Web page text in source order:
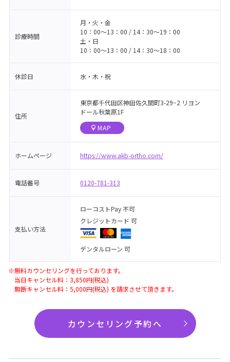
診療時間
月・火・金
10：00～13：00 / 14：30～19：00
土・日
10：00～13：00 / 14：30～18：00
休診日 水・木・祝
住所
東京都千代田区神田佐久間町3-29−2 リヨン
ドール秋葉原1F
MAP
ホームページ https://www.akb-ortho.com/
電話番号 0120-781-313
支払い方法
ローコストPay 不可
クレジットカード 可
デンタルローン 可
※無料カウンセリングを行っております。
当日キャンセル料：3,850円(税込)
無断キャンセル料：5,000円(税込) を請求させて頂きます。
カウンセリング予約へ